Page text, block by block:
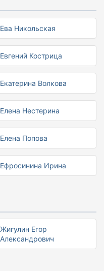
Ева Никольская
Евгений Кострица
Екатерина Волкова
Елена Нестерина
Елена Попова
Ефросинина Ирина
Жигулин Егор
Александрович